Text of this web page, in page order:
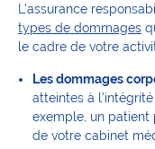
L’assurance
types de dommages
le cadre de votre
Les dommages
atteintes à
exemple, un patient
de votre cabinet